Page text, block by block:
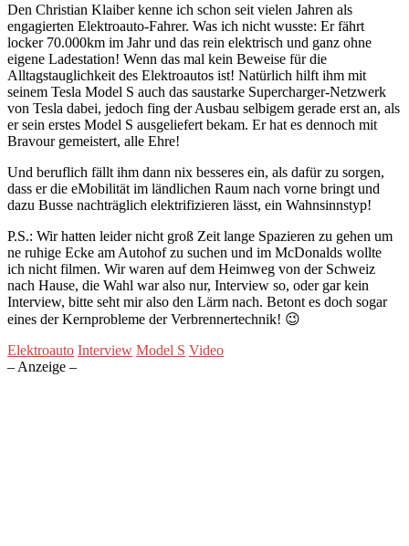
Den Christian Klaiber kenne ich schon seit vielen Jahren als
engagierten Elektroauto-Fahrer. Was ich nicht wusste: Er fährt
locker 70.000km im Jahr und das rein elektrisch und ganz ohne
eigene Ladestation! Wenn das mal kein Beweise für die
Alltagstauglichkeit des Elektroautos ist! Natürlich hilft ihm mit
seinem Tesla Model S auch das saustarke Supercharger-Netzwerk
von Tesla dabei, jedoch fing der Ausbau selbigem gerade erst an, als
er sein erstes Model S ausgeliefert bekam. Er hat es dennoch mit
Bravour gemeistert, alle Ehre!
Und beruflich fällt ihm dann nix besseres ein, als dafür zu sorgen,
dass er die eMobilität im ländlichen Raum nach vorne bringt und
dazu Busse nachträglich elektrifizieren lässt, ein Wahnsinnstyp!
P.S.: Wir hatten leider nicht groß Zeit lange Spazieren zu gehen um
ne ruhige Ecke am Autohof zu suchen und im McDonalds wollte
ich nicht filmen. Wir waren auf dem Heimweg von der Schweiz
nach Hause, die Wahl war also nur, Interview so, oder gar kein
Interview, bitte seht mir also den Lärm nach. Betont es doch sogar
eines der Kernprobleme der Verbrennertechnik! 😉
Elektroauto Interview Model S Video
– Anzeige –